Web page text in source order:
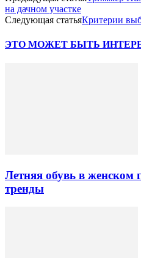
на дачном участке
Следующая статьяКритерии
ЭТО МОЖЕТ БЫТЬ
Летняя обувь в женском
тренды